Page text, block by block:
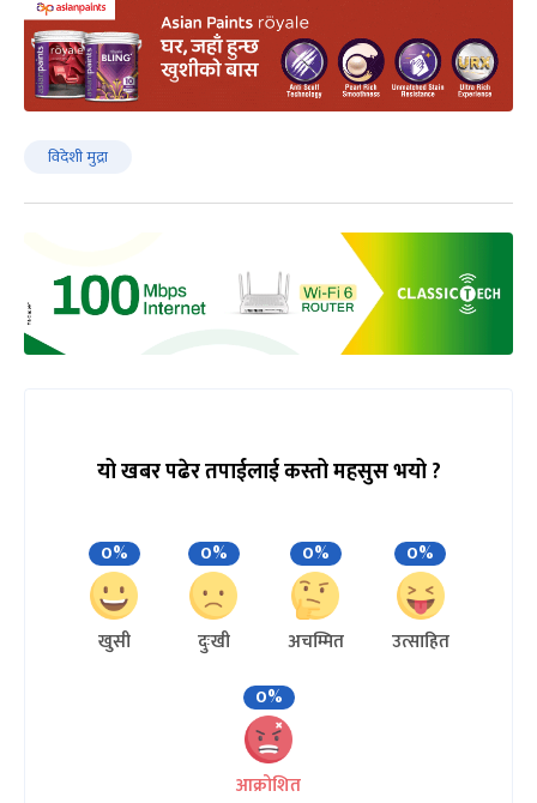
विदेशी मुद्रा
यो खबर पढेर तपाईलाई कस्तो महसुस भयो ?
0%
खुसी
0%
दुःखी
0%
अचम्मित
0%
उत्साहित
0%
आक्रोशित